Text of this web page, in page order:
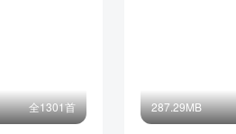
全1301首 287.29MB